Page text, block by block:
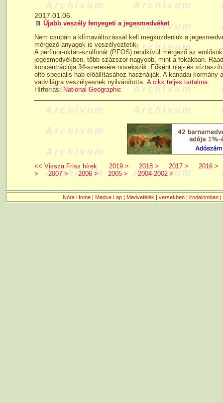
2017.01.06.
Újabb veszély fenyegeti a jegesmedvéket
Nem csupán a klímaváltozással kell megküzdeniük a
mérgező anyagok is veszélyeztetik.
A perfluor-oktán-szulfonát (PFOS) rendkívül mérgező az
jegesmedvékben, több százszor nagyobb, mint a fókákban.
koncentrációja 34-szeresére növekszik. Főként olaj- és
oltó speciális hab előállításához használják. A kanadai
vadvilágra veszélyesnek nyilvánította. A cikk teljes tartalma.
Hírforrás: National Geographic
<< Vissza Friss hírek 2019 > 2018 > 2017 >
2016 >
>
2007 > 2006 > 2005 > 2004-2002 >
Nóra Home | Medve Lap | Medvefélék | versekben | irodalomban |